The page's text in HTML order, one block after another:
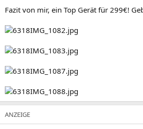
Fazit von mir, ein Top Gerät für 299€!